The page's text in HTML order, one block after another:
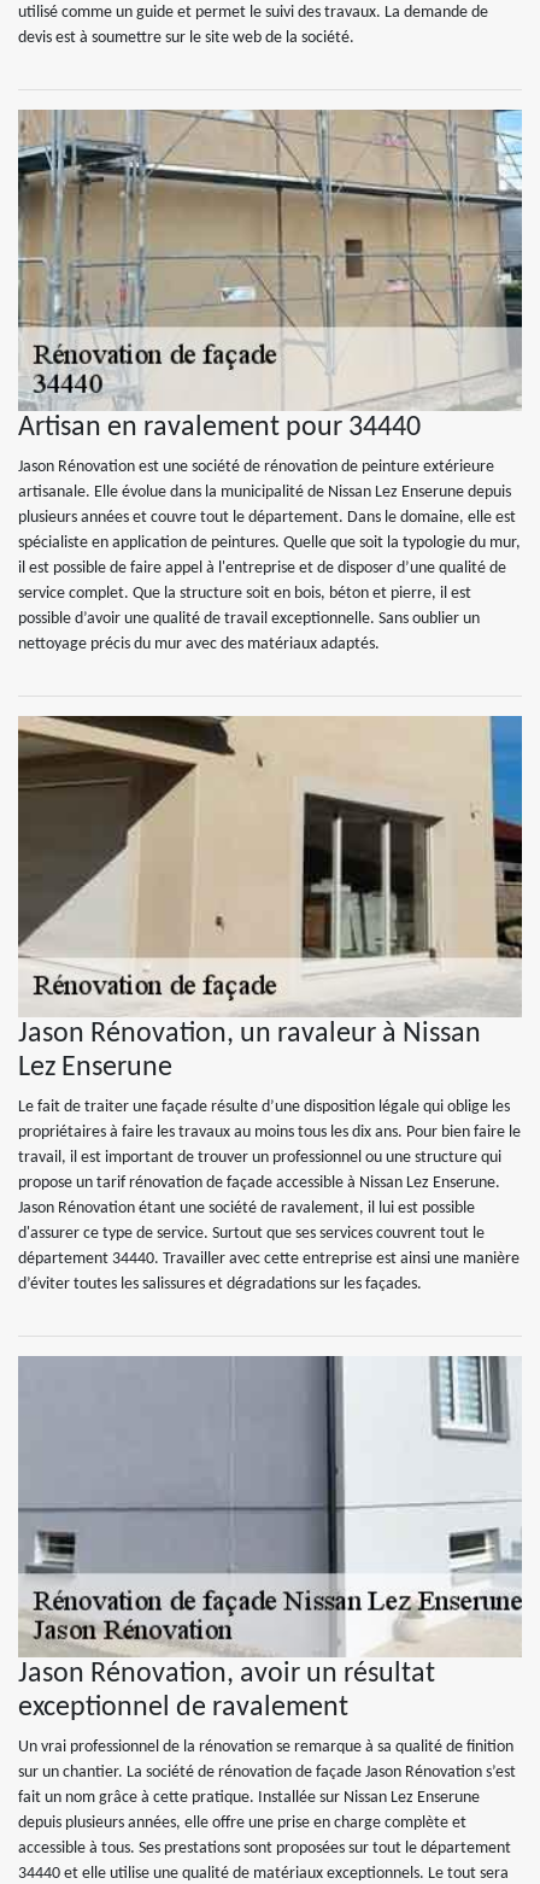
utilisé comme un guide et permet le suivi des travaux. La demande de
devis est à soumettre sur le site web de la société.
Artisan en ravalement pour 34440
Jason Rénovation est une société de rénovation de peinture extérieure
artisanale. Elle évolue dans la municipalité de Nissan Lez Enserune depuis
plusieurs années et couvre tout le département. Dans le domaine, elle est
spécialiste en application de peintures. Quelle que soit la typologie du mur,
il est possible de faire appel à l'entreprise et de disposer d’une qualité de
service complet. Que la structure soit en bois, béton et pierre, il est
possible d’avoir une qualité de travail exceptionnelle. Sans oublier un
nettoyage précis du mur avec des matériaux adaptés.
Jason Rénovation, un ravaleur à Nissan
Lez Enserune
Le fait de traiter une façade résulte d’une disposition légale qui oblige les
propriétaires à faire les travaux au moins tous les dix ans. Pour bien faire le
travail, il est important de trouver un professionnel ou une structure qui
propose un tarif rénovation de façade accessible à Nissan Lez Enserune.
Jason Rénovation étant une société de ravalement, il lui est possible
d'assurer ce type de service. Surtout que ses services couvrent tout le
département 34440. Travailler avec cette entreprise est ainsi une manière
d’éviter toutes les salissures et dégradations sur les façades.
Jason Rénovation, avoir un résultat
exceptionnel de ravalement
Un vrai professionnel de la rénovation se remarque à sa qualité de finition
sur un chantier. La société de rénovation de façade Jason Rénovation s’est
fait un nom grâce à cette pratique. Installée sur Nissan Lez Enserune
depuis plusieurs années, elle offre une prise en charge complète et
accessible à tous. Ses prestations sont proposées sur tout le département
34440 et elle utilise une qualité de matériaux exceptionnels. Le tout sera